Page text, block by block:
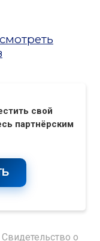
свой
партнёрским
о